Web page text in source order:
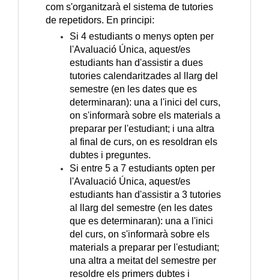
com s'organitzarà el sistema de tutories
de repetidors. En principi:
Si 4 estudiants o menys opten per
l'Avaluació Única, aquest/es
estudiants han d'assistir a dues
tutories calendaritzades al llarg del
semestre (en les dates que es
determinaran): una a l'inici del curs,
on s'informarà sobre els materials a
preparar per l'estudiant; i una altra
al final de curs, on es resoldran els
dubtes i preguntes.
Si entre 5 a 7 estudiants opten per
l'Avaluació Única, aquest/es
estudiants han d'assistir a 3 tutories
al llarg del semestre (en les dates
que es determinaran): una a l'inici
del curs, on s'informarà sobre els
materials a preparar per l'estudiant;
una altra a meitat del semestre per
resoldre els primers dubtes i